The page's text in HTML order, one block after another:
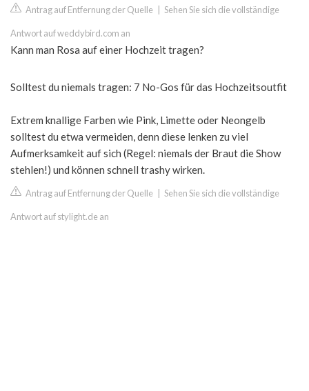
Antrag auf Entfernung der Quelle Sehen Sie sich die vollständige
Antwort auf weddybird.com an
Kann man Rosa auf einer Hochzeit tragen?
Solltest du niemals tragen: 7 No-Gos für das Hochzeitsoutfit
Extrem knallige Farben wie Pink, Limette oder Neongelb
solltest du etwa vermeiden, denn diese lenken zu viel
Aufmerksamkeit auf sich (Regel: niemals der Braut die Show
stehlen!) und können schnell trashy wirken.
Antrag auf Entfernung der Quelle Sehen Sie sich die vollständige
Antwort auf stylight.de an